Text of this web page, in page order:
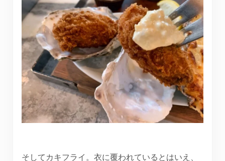
そしてカキフライ。衣に覆われているとはいえ、